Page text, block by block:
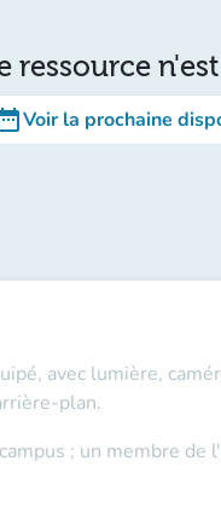
ressource
Voir la prochaine
avec lumière,
plan.
; un membre de